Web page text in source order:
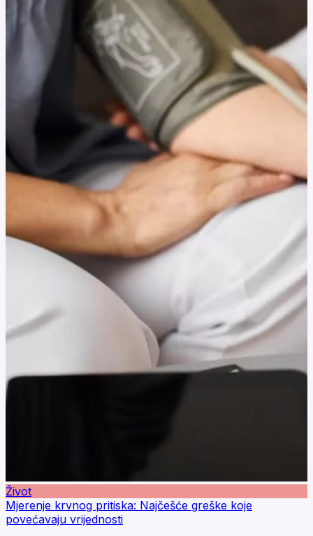
Život
Mjerenje krvnog pritiska: Najčešće greške koje
povećavaju vrijednosti